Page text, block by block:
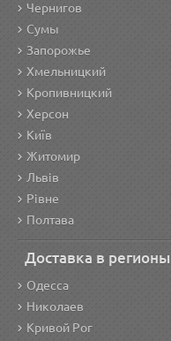
Чернигов
Сумы
Запорожье
Хмельницкий
Кропивницкий
Херсон
Київ
Житомир
Львів
Рівне
Полтава
Доставка в регионы
Одесса
Николаев
Кривой Рог